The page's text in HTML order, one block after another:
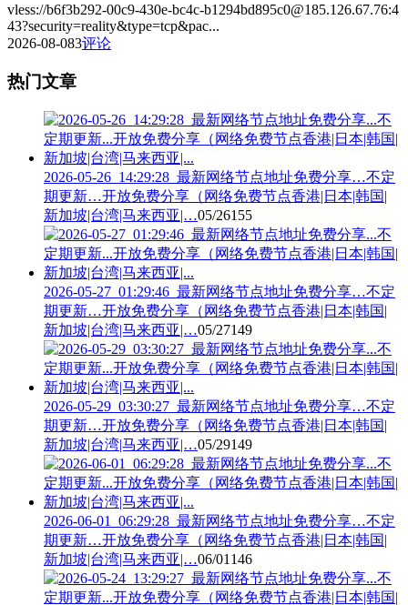
vless://b6f3b292-00c9-430e-bc4c-b1294bd895c0@185.126.67.76:4
43?security=reality&type=tcp&pac...
2026-08-083评论
热门文章
2026-05-26_14:29:28_最新网络节点地址免费分享…不定
期更新…开放免费分享（网络免费节点香港|日本|韩国|
新加坡|台湾|马来西亚|…05/26155
2026-05-27_01:29:46_最新网络节点地址免费分享…不定
期更新…开放免费分享（网络免费节点香港|日本|韩国|
新加坡|台湾|马来西亚|…05/27149
2026-05-29_03:30:27_最新网络节点地址免费分享…不定
期更新…开放免费分享（网络免费节点香港|日本|韩国|
新加坡|台湾|马来西亚|…05/29149
2026-06-01_06:29:28_最新网络节点地址免费分享…不定
期更新…开放免费分享（网络免费节点香港|日本|韩国|
新加坡|台湾|马来西亚|…06/01 146